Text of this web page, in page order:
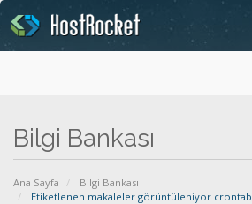
Bilgi Bankası
Ana Sayfa
Bilgi Bankası
Etiketlenen makaleler görüntüleniyor crontab